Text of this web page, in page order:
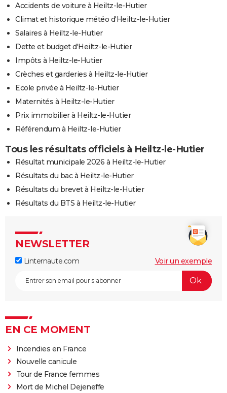
Accidents de voiture à Heiltz-le-Hutier
Climat et historique météo d'Heiltz-le-Hutier
Salaires à Heiltz-le-Hutier
Dette et budget d'Heiltz-le-Hutier
Impôts à Heiltz-le-Hutier
Crèches et garderies à Heiltz-le-Hutier
Ecole privée à Heiltz-le-Hutier
Maternités à Heiltz-le-Hutier
Prix immobilier à Heiltz-le-Hutier
Référendum à Heiltz-le-Hutier
Tous les résultats officiels à Heiltz-le-Hutier
Résultat municipale 2026 à Heiltz-le-Hutier
Résultats du bac à Heiltz-le-Hutier
Résultats du brevet à Heiltz-le-Hutier
Résultats du BTS à Heiltz-le-Hutier
NEWSLETTER
Linternaute.com Voir un exemple
EN CE MOMENT
Incendies en France
Nouvelle canicule
Tour de France femmes
Mort de Michel Dejeneffe